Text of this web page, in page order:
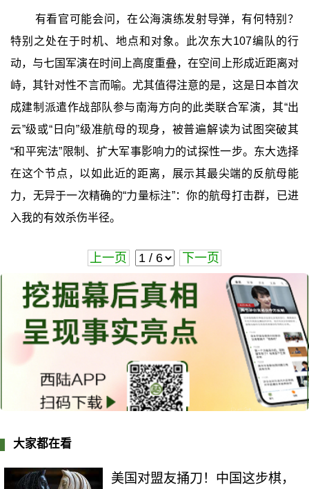
有看官可能会问，在公海演练发射导弹，有何特别？
特别之处在于时机、地点和对象。此次东大107编队的行
动，与七国军演在时间上高度重叠，在空间上形成近距离对
峙，其针对性不言而喻。尤其值得注意的是，这是日本首次
成建制派遣作战部队参与南海方向的此类联合军演，其“出
云”级或“日向”级准航母的现身，被普遍解读为试图突破其
“和平宪法”限制、扩大军事影响力的试探性一步。东大选择
在这个节点，以如此近的距离，展示其最尖端的反航母能
力，无异于一次精确的“力量标注”：你的航母打击群，已进
入我的有效杀伤半径。
上一页 下一页
大家都在看
美国对盟友捅刀！中国这步棋，